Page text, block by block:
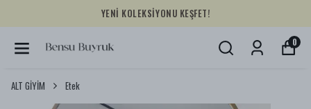
YENİ KOLEKSİYONU KEŞFET!
0
ALT GİYİM Etek